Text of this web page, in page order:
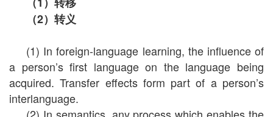
（2）转义
(1) In foreign-language learning, the influence of
a person’s first language on the language being
acquired. Transfer effects form part of a person’s
interlanguage.